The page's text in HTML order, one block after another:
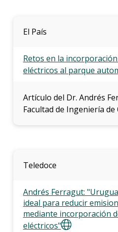
El País
Retos en la
eléctricos al parque
Artículo del Dr. Andrés
Facultad de Ingeniería de
Teledoce
Andrés Ferragut:
ideal para reducir
mediante incorporación
eléctricos"